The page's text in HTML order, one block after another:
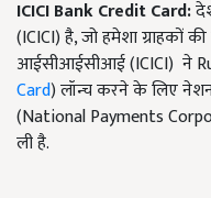
ICICI Bank Credit Card:
(ICICI) है, जो हमेशा ग्राहकों
आईसीआईसीआई (ICICI) ने
Card) लॉन्च करने के लिए
(National Payments
ली है.